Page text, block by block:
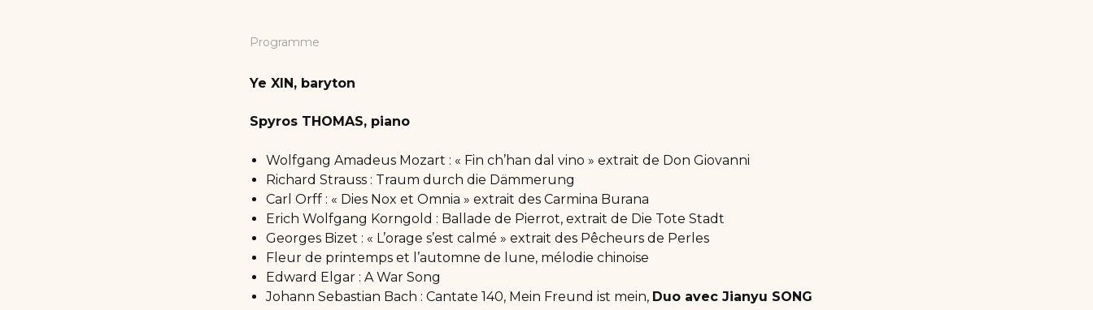
Programme
Ye XIN, baryton
Spyros THOMAS, piano
Wolfgang Amadeus Mozart : « Fin ch’han dal vino » extrait de Don Giovanni
Richard Strauss : Traum durch die Dämmerung
Carl Orff : « Dies Nox et Omnia » extrait des Carmina Burana
Erich Wolfgang Korngold : Ballade de Pierrot, extrait de Die Tote Stadt
Georges Bizet : « L’orage s’est calmé » extrait des Pêcheurs de Perles
Fleur de printemps et l’automne de lune, mélodie chinoise
Edward Elgar : A War Song
Johann Sebastian Bach : Cantate 140, Mein Freund ist mein, Duo avec Jianyu SONG